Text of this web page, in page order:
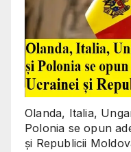
Olanda, Italia,
Polonia se opun
și Republicii